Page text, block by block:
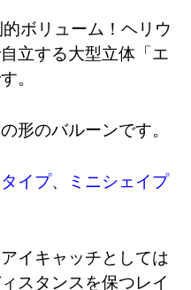
ボリューム！ヘリウ
立する大型立体「エ
。
形のバルーンです。
イプ、
ミニシェイプ
イキャッチとしては
スタンスを保つレイ